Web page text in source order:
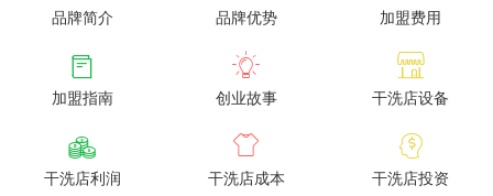
品牌简介 品牌优势 加盟费用

加盟指南

创业故事

干洗店设备

干洗店利润

干洗店成本

干洗店投资